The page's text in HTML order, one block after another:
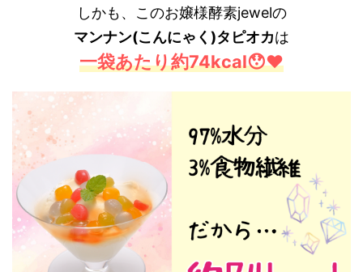
しかも、このお嬢様酵素jewelの
マンナン(こんにゃく)タピオカは
一袋あたり約74kcal😯❤